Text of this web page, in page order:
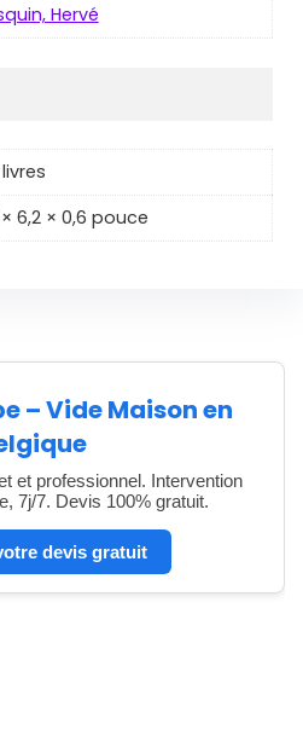
Hervé
6,2 × 0,6 pouce
– Vide Maison en
et professionnel. Intervention
7j/7. Devis 100% gratuit.
devis gratuit